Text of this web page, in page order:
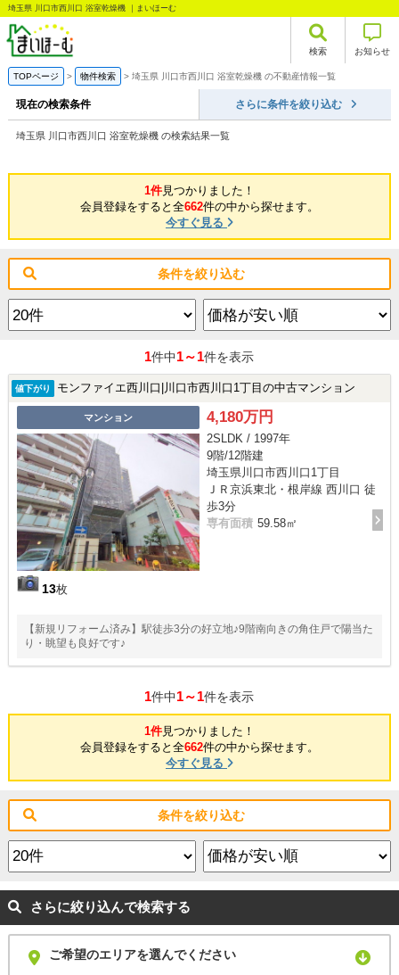
埼玉県 川口市西川口 浴室乾燥機 ｜まいほーむ
検索 お知らせ
TOPページ 物件検索 埼玉県 川口市西川口 浴室乾燥機 の不動産情報一覧
現在の検索条件 さらに条件を絞り込む
埼玉県 川口市西川口 浴室乾燥機 の検索結果一覧
1件見つかりました！
会員登録をすると全662件の中から探せます。
今すぐ見る
条件を絞り込む
1件中1～1件を表示
値下がり モンファイエ西川口|川口市西川口1丁目の中古マンション
マンション
13枚
4,180万円
2SLDK / 1997年
9階/12階建
埼玉県川口市西川口1丁目
ＪＲ京浜東北・根岸線 西川口 徒
歩3分
専有面積 59.58㎡
【新規リフォーム済み】駅徒歩3分の好立地♪9階南向きの角住戸で陽当た
り・眺望も良好です♪
1件中1～1件を表示
1件見つかりました！
会員登録をすると全662件の中から探せます。
今すぐ見る
条件を絞り込む
さらに絞り込んで検索する
ご希望のエリアを選んでください